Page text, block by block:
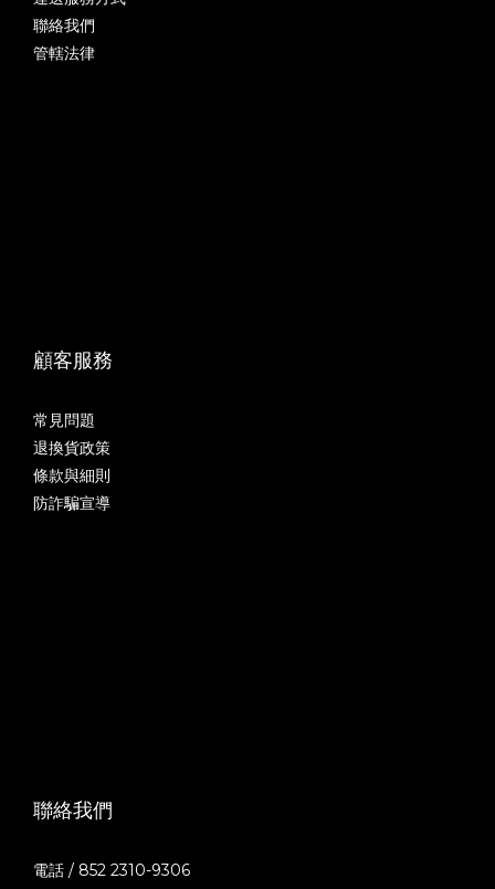
聯絡我們
管轄法律
顧客服務
常見問題
退換貨政策
條款與細則
防詐騙宣導
聯絡我們
電話 / 852 2310-9306